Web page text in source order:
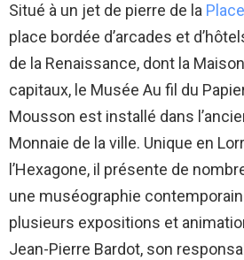
Situé à un jet de pierre de la
place bordée d’arcades et
de la Renaissance, dont la
capitaux, le Musée Au fil du
Mousson est installé dans
Monnaie de la ville. Unique en
l’Hexagone, il présente de
une muséographie
plusieurs expositions et
Jean-Pierre Bardot, son